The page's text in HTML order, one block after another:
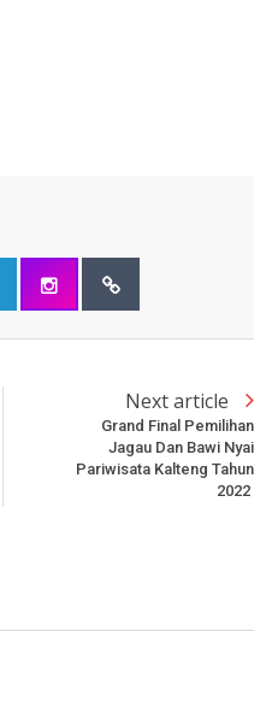
Next article
Grand Final Pemilihan
Jagau Dan Bawi Nyai
Pariwisata Kalteng Tahun
2022